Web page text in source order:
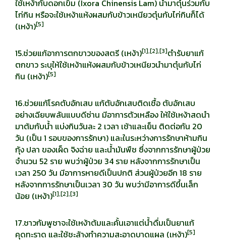
ใช้เหง้ากับดอกเข็ม (Ixora Chinensis Lam) นำมาตุ๋นร่วมกับ
ไก่กิน หรือจะใช้เหง้าแห้งผสมกับข้าวเหนียวตุ๋นกับไก่กินก็ได้
(เหง้า)[5]
15.ช่วยแก้อาการตกขาวของสตรี (เหง้า)[1],[2],[3]ตำรับยาแก้
ตกขาว ระบุให้ใช้เหง้าแห้งผสมกับข้าวเหนียวนำมาตุ๋นกับไก่
กิน (เหง้า)[5]
16.ช่วยแก้โรคตับอักเสบ แก้ตับอักเสบติดเชื้อ ตับอักเสบ
อย่างเฉียบพลันแบบดีซ่าน มีอาการตัวเหลือง ให้ใช้เหง้าสดนำ
มาต้มกับน้ำ แบ่งกินวันละ 2 เวลา เช้าและเย็น ติดต่อกัน 20
วัน (เป็น 1 รอบของการรักษา) และในระหว่างการรักษาห้ามกิน
กุ้ง ปลา ของเผ็ด จิงฉ่าย และน้ำมันพืช ซึ่งจากการรักษาผู้ป่วย
จำนวน 52 ราย พบว่าผู้ป่วย 34 ราย หลังจากการรักษาเป็น
เวลา 250 วัน มีอาการหายดีเป็นปกติ ส่วนผู้ป่วยอีก 18 ราย
หลังจากการรักษาเป็นเวลา 30 วัน พบว่ามีอาการดีขึ้นเล็ก
น้อย (เหง้า)[1],[2],[3]
17.ชาวกัมพูชาจะใช้เหง้าต้มและคั้นเอาแต่น้ำดื่มเป็นยาแก้
คุดทะราด และใช้ชะล้างทำความสะอาดบาดแผล (เหง้า)[5]